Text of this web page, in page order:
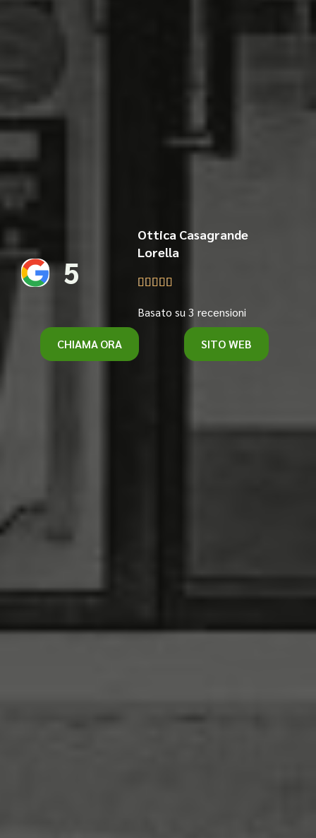
5
Ottica Casagrande
Lorella
    
Basato su 3 recensioni
CHIAMA ORA SITO WEB